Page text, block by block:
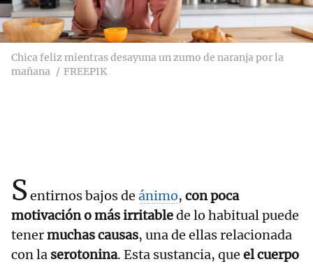
Chica feliz mientras desayuna un zumo de naranja por la
mañana
FREEPIK
Sentirnos bajos de ánimo, con poca
motivación o más irritablede lo habitual puede
tenermuchas causas, una de ellas relacionada
con la serotonina. Esta sustancia, que el cuerpo